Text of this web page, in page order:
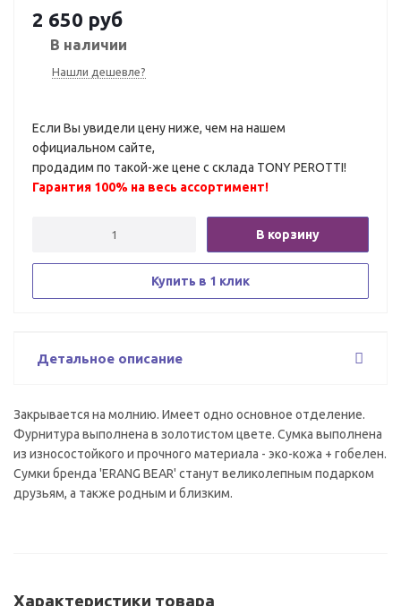
2 650 руб
В наличии
Нашли дешевле?
Если Вы увидели цену ниже, чем на нашем
официальном сайте,
продадим по такой-же цене с склада TONY PEROTTI!
Гарантия 100% на весь ассортимент!
В корзину
Купить в 1 клик
Детальное описание
Закрывается на молнию. Имеет одно основное отделение.
Фурнитура выполнена в золотистом цвете. Сумка выполнена
из износостойкого и прочного материала - эко-кожа + гобелен.
Сумки бренда 'ERANG BEAR' станут великолепным подарком
друзьям, а также родным и близким.
Характеристики товара